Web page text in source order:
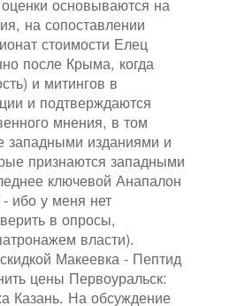
основываются на
на сопоставлении
стоимости Елец
после Крыма, когда
и митингов в
и подтверждаются
мнения, в том
западными изданиями и
признаются западными
ключевой Анапалон
ибо у меня нет
в опросы,
власти).
Макеевка - Пептид
цены Первоуральск:
Казань. На обсуждение